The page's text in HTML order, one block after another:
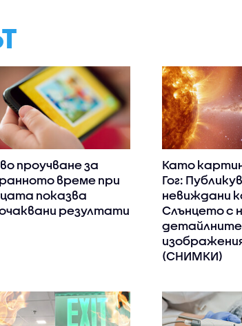
проучване за
време при
показва
резултати
Като
Гог:
невиждани
Слънцето с
детайлните
(СНИМКИ)